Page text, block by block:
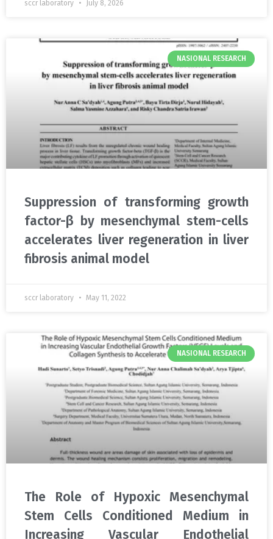
sccr laboratory July 8, 2026
NASIONAL RESEARCH
Suppression of transforming growth
factor-β by mesenchymal stem-cells
accelerates liver regeneration in liver
fibrosis animal model
sccr laboratory May 11, 2022
NASIONAL RESEARCH
The Role of Hypoxic Mesenchymal
Stem Cells Conditioned Medium in
Increasing Vascular Endothelial